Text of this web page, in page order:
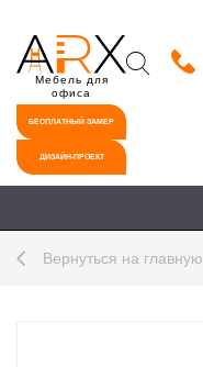
Мебель для
офиса
БЕСПЛАТНЫЙ ЗАМЕР
ДИЗАЙН-ПРОЕКТ
Вернуться на главную